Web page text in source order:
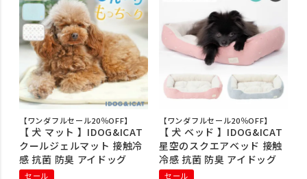
【ワンダフルセール20％OFF】
【 犬 マット 】IDOG&ICAT
クールジェルマット 接触冷
感 抗菌 防臭 アイドッグ
セール
【ワンダフルセール20％OFF】
【 犬 ベッド 】IDOG&ICAT
星空のスクエアベッド 接触
冷感 抗菌 防臭 アイドッグ
セール